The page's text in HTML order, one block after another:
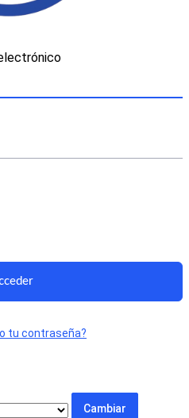
tu contraseña?